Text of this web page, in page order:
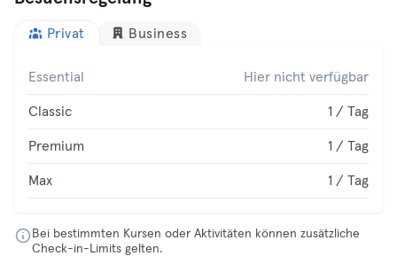
Privat Business
Essential Hier nicht verfügbar
Classic 1 / Tag
Premium 1 / Tag
Max 1 / Tag
Bei bestimmten Kursen oder Aktivitäten können zusätzliche
Check-in-Limits gelten.